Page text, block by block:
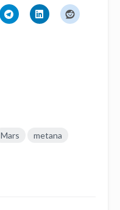
Mars
metana